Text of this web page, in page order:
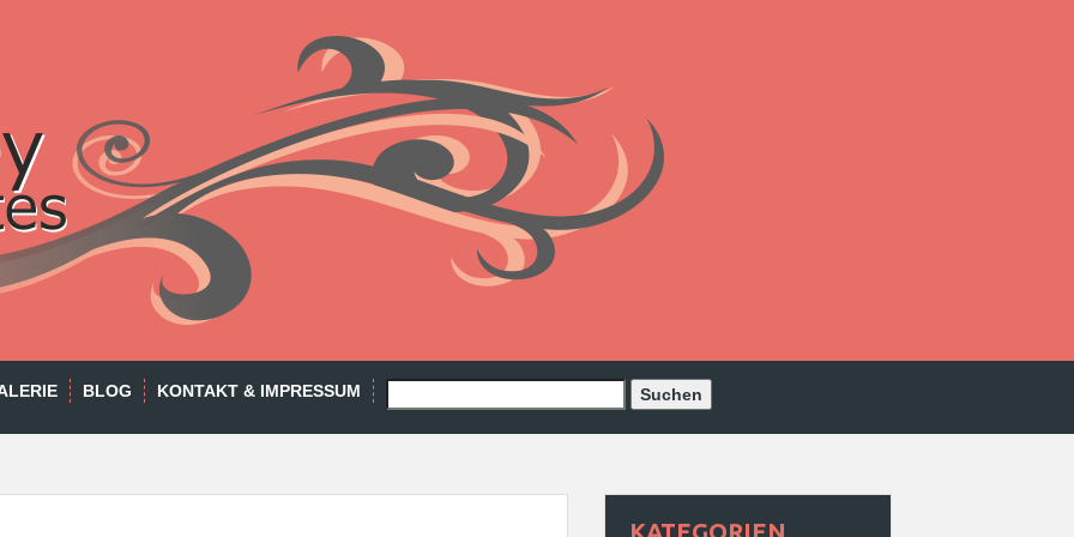
BLOG KONTAKT & IMPRESSUM